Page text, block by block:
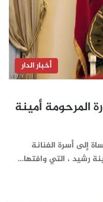
أخبار الدار
المرحومة أمينة
إلى أسرة الفنانة
رشيد ، التي وافتها…